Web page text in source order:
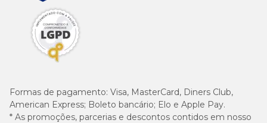
Formas de pagamento: Visa, MasterCard, Diners Club,
American Express; Boleto bancário; Elo e Apple Pay.
* As promoções, parcerias e descontos contidos em nosso